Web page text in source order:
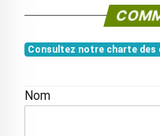
Consultez notre charte des
Nom